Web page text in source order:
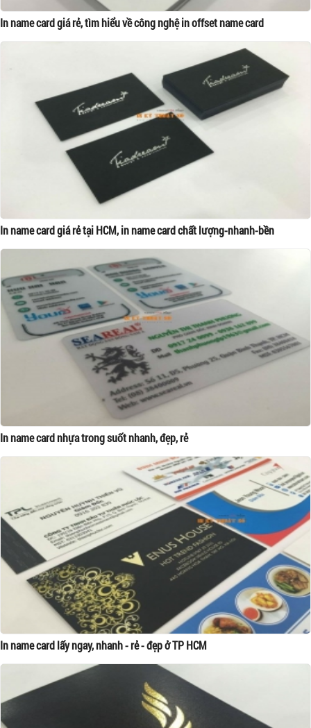
In name card giá rẻ, tìm hiểu về công nghệ in offset name card
In name card giá rẻ tại HCM, in name card chất lượng-nhanh-bền
In name card nhựa trong suốt nhanh, đẹp, rẻ
In name card lấy ngay, nhanh - rẻ - đẹp ở TP HCM